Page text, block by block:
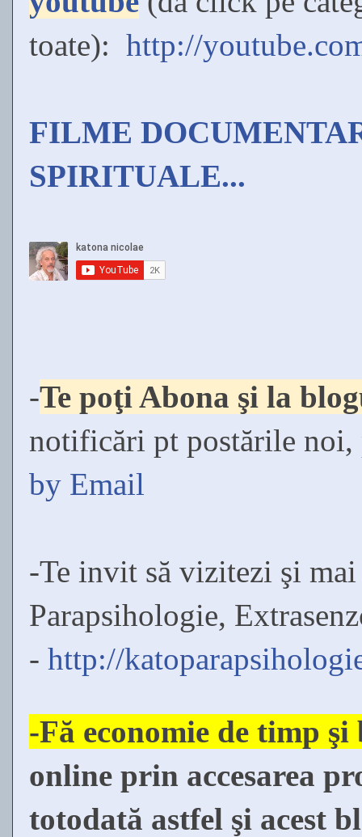
toate): http://
FILME
SPIRITUALE...
-Te poţi Abona şi la
notificări pt postările
by Email
-Te invit să vizitezi şi
Parapsihologie,
- http://
-Fă economie de timp şi
online prin accesarea
totodată astfel şi acest